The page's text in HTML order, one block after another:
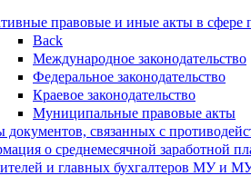
правовые и иные акты в сфере
Back
Международное законодательство
Федеральное законодательство
Краевое законодательство
Муниципальные правовые акты
связанных с
о среднемесячной заработной
и главных бухгалтеров МУ и